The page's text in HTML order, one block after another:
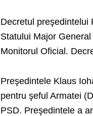
Decretul preşedintelui
Statului Major
Monitorul Oficial.
Preşedintele Klaus
pentru şeful Armatei
PSD. Preşedintele a